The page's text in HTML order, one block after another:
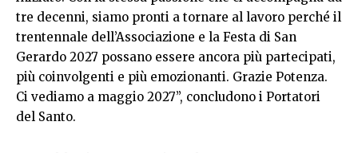
tre decenni, siamo pronti a tornare al lavoro perché il
trentennale dell’Associazione e la Festa di San
Gerardo 2027 possano essere ancora più partecipati,
più coinvolgenti e più emozionanti. Grazie Potenza.
Ci vediamo a maggio 2027”, concludono i Portatori
del Santo.